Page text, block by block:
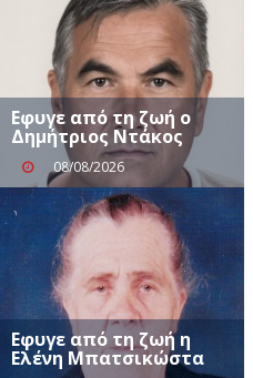
Eφυγε από τη ζωή ο
Δημήτριος Ντάκος
08/08/2026
Eφυγε από τη ζωή η
Ελένη Μπατσικώστα